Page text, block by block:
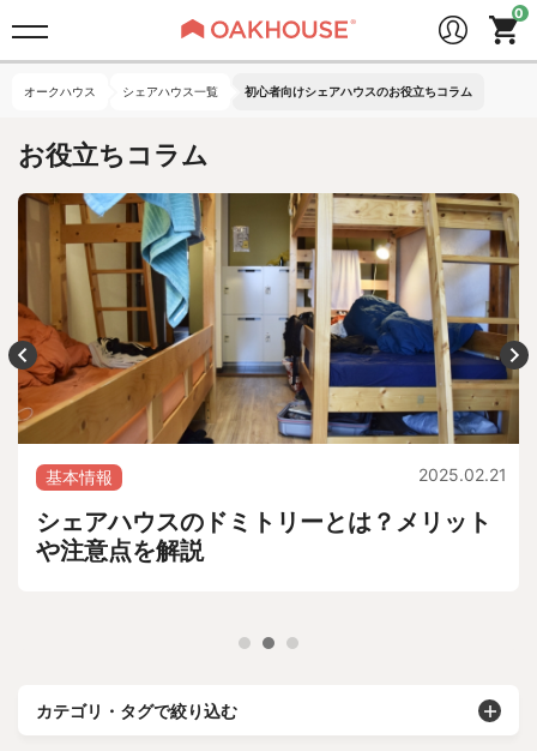
オークハウス シェアハウス一覧 初心者向けシェアハウスのお役立ちコラム
お役立ちコラム
基本情報 2025.02.21
シェアハウスのドミトリーとは？メリット
や注意点を解説
カテゴリ・タグで絞り込む